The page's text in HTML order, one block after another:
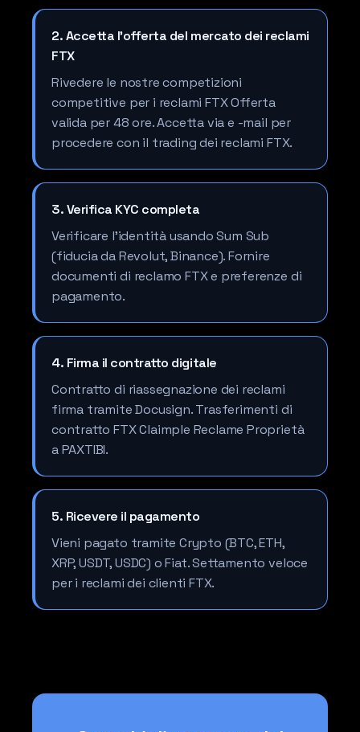
2. Accetta l'offerta del mercato dei reclami
FTX
Rivedere le nostre competizioni
competitive per i reclami FTX Offerta
valida per 48 ore. Accetta via e -mail per
procedere con il trading dei reclami FTX.
3. Verifica KYC completa
Verificare l'identità usando Sum Sub
(fiducia da Revolut, Binance). Fornire
documenti di reclamo FTX e preferenze di
pagamento.
4. Firma il contratto digitale
Contratto di riassegnazione dei reclami
firma tramite Docusign. Trasferimenti di
contratto FTX Claimple Reclame Proprietà
a PAXTIBI.
5. Ricevere il pagamento
Vieni pagato tramite Crypto (BTC, ETH,
XRP, USDT, USDC) o Fiat. Settamento veloce
per i reclami dei clienti FTX.